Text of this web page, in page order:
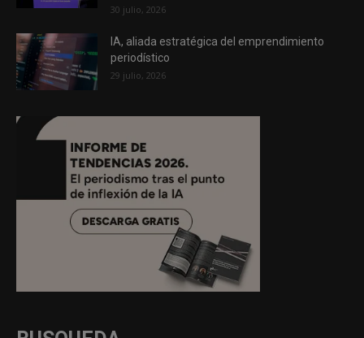
30 julio, 2026
IA, aliada estratégica del emprendimiento
periodístico
29 julio, 2026